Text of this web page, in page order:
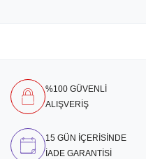
%100 GÜVENLİ
ALIŞVERİŞ
15 GÜN İÇERİSİNDE
İADE GARANTİSİ